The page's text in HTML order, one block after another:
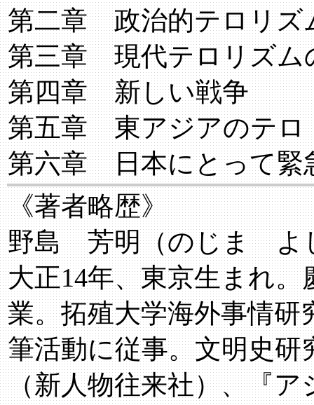
第二章 政治的テロリズ
第三章 現代テロリズム
第四章 新しい戦争
第五章 東アジアのテロ
第六章 日本にとって緊
《著者略歴》
野島 芳明（のじま よ
大正14年、東京生まれ
業。拓殖大学海外事情
筆活動に従事。文明史
（新人物往来社）、『